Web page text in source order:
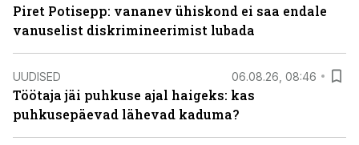
Piret Potisepp: vananev ühiskond ei saa endale
vanuselist diskrimineerimist lubada
UUDISED 06.08.26, 08:46
Töötaja jäi puhkuse ajal haigeks: kas
puhkusepäevad lähevad kaduma?